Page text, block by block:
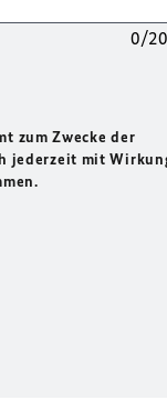
0/
zum Zwecke der
jederzeit mit